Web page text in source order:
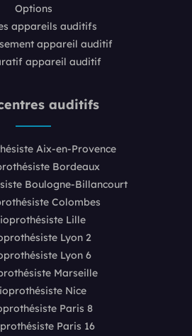
Options
appareils auditifs
appareil auditif
appareil auditif
auditifs
Aix-en-Provence
Bordeaux
Boulogne-Billancourt
Colombes
Lille
Lyon 2
Lyon 6
Marseille
Nice
Paris 8
Paris 16